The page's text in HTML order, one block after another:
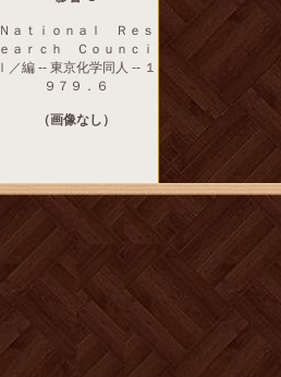
Ｎａｔｉｏｎａｌ Ｒｅｓ
ｅａｒｃｈ Ｃｏｕｎｃｉ
ｌ／編 -- 東京化学同人 -- １
９７９．６
（画像なし）